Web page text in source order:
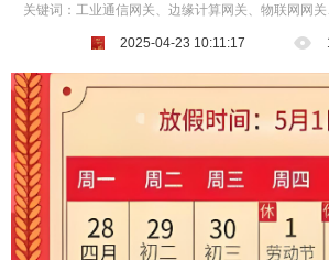
关键词：工业通信网关、边缘计算网关、物联网网
2025-04-23 10:11:17